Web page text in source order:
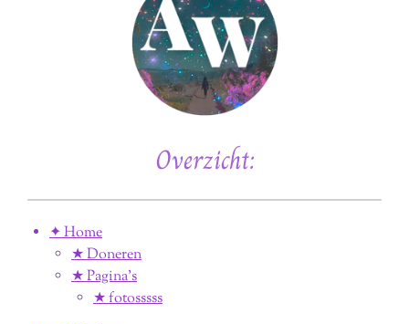
Overzicht:
✦ Home
★ Doneren
★ Pagina’s
★ fotosssss